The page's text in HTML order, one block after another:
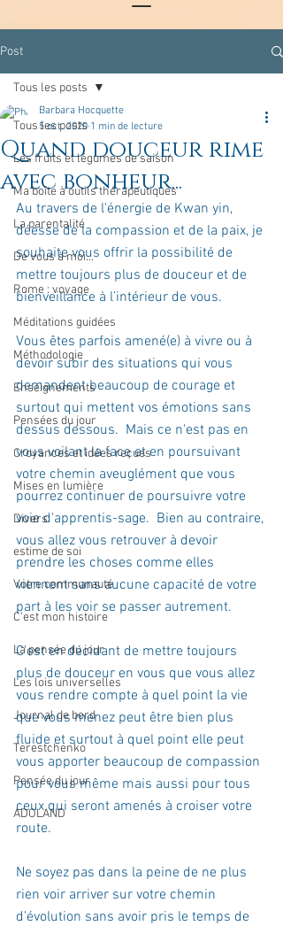
Post
Tous les posts
Les fruits et légumes de saison
Ma boîte à outils thérapeutiques
La parentalité
De vous à moi...
Rome : voyage
Méditations guidées
Méthodologie
Enseignements
Pensées du jour
Croyances et idées reçues
Mises en lumière
Divers
estime de soi
Votre communauté
C'est mon histoire
La pensée du jour
Les lois universelles
Journal de bord
Terestchenko
Pensée du jour
ADOLAND
Tous les posts
Quand douceur rime
avec bonheur...
Barbara Hocquette
5 oct. 2020 1 min de lecture
Au travers de l'énergie de Kwan yin,
déesse de la compassion et de la paix, je
souhaite vous offrir la possibilité de
mettre toujours plus de douceur et de
bienveillance à l’intérieur de vous.
Vous êtes parfois amené(e) à vivre ou à
devoir subir des situations qui vous
demandent beaucoup de courage et
surtout qui mettent vos émotions sans
dessus dessous.  Mais ce n'est pas en
vous voilant la face et en poursuivant
votre chemin aveuglément que vous
pourrez continuer de poursuivre votre
voie d'apprentis-sage.  Bien au contraire,
vous allez vous retrouver à devoir
prendre les choses comme elles
viennent sans aucune capacité de votre
part à les voir se passer autrement.
C'est en décidant de mettre toujours
plus de douceur en vous que vous allez
vous rendre compte à quel point la vie
que vous menez peut être bien plus
fluide et surtout à quel point elle peut
vous apporter beaucoup de compassion
pour vous même mais aussi pour tous
ceux qui seront amenés à croiser votre
route.
Ne soyez pas dans la peine de ne plus
rien voir arriver sur votre chemin
d'évolution sans avoir pris le temps de